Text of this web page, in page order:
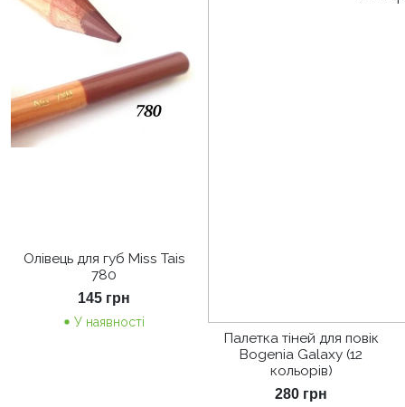
Олівець для губ Miss Tais
780
145 грн
У наявності
Палетка тіней для повік
Bogenia Galaxy (12
кольорів)
280 грн